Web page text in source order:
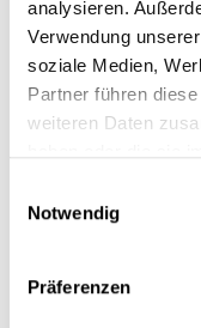
analysieren.
Verwendung
soziale Medien,
Partner führen
weiteren Daten
Notwendig
Präferenzen
Hoffmann
LCGB
LCGB